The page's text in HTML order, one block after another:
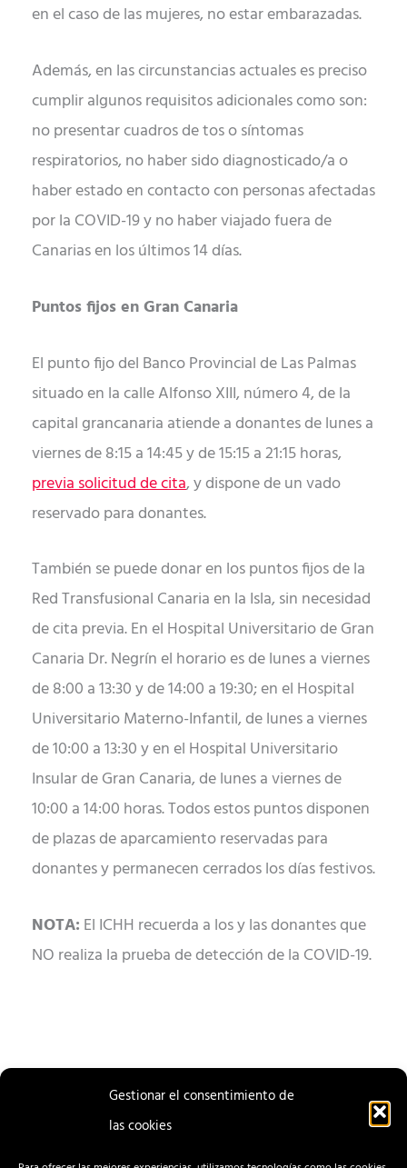
Gestionar el consentimiento de
las cookies
en el caso de las mujeres, no estar embarazadas.
Además, en las circunstancias actuales es preciso
cumplir algunos requisitos adicionales como son:
no presentar cuadros de tos o síntomas
respiratorios, no haber sido diagnosticado/a o
haber estado en contacto con personas afectadas
por la COVID-19 y no haber viajado fuera de
Canarias en los últimos 14 días.
Puntos fijos en Gran Canaria
El punto fijo del Banco Provincial de Las Palmas
situado en la calle Alfonso XIII, número 4, de la
capital grancanaria atiende a donantes de lunes a
viernes de 8:15 a 14:45 y de 15:15 a 21:15 horas,
previa solicitud de cita, y dispone de un vado
reservado para donantes.
También se puede donar en los puntos fijos de la
Red Transfusional Canaria en la Isla, sin necesidad
de cita previa. En el Hospital Universitario de Gran
Canaria Dr. Negrín el horario es de lunes a viernes
de 8:00 a 13:30 y de 14:00 a 19:30; en el Hospital
Universitario Materno-Infantil, de lunes a viernes
de 10:00 a 13:30 y en el Hospital Universitario
Insular de Gran Canaria, de lunes a viernes de
10:00 a 14:00 horas. Todos estos puntos disponen
de plazas de aparcamiento reservadas para
donantes y permanecen cerrados los días festivos.
NOTA: El ICHH recuerda a los y las donantes que
NO realiza la prueba de detección de la COVID-19.
ENTRADA